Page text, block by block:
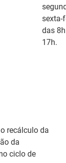
sexta-
das
17h.
recálculo da
da
ciclo de